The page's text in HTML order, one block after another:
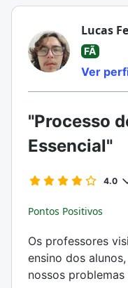
Lucas
FÃ
Ver
"Processo
Essencial"
4.0
Pontos Positivos
Os professores
ensino dos
nossos